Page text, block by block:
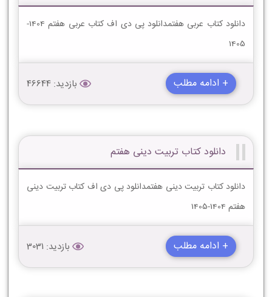
دانلود کتاب عربی هفتمدانلود پی دی اف کتاب عربی هفتم 1404-
1405
+ ادامه مطلب بازدید: 46644
دانلود کتاب تربیت دینی هفتم
دانلود کتاب تربیت دینی هفتمدانلود پی دی اف کتاب تربیت دینی
هفتم 1404-1405
+ ادامه مطلب بازدید: 3031